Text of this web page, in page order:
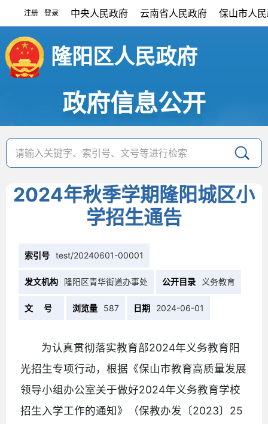
注册 登录 中央人民政府 云南省人民政府 保山市人
隆阳区人民政府
政府信息公开
2024年秋季学期隆阳城区小
学招生通告
索引号 test/20240601-00001
发文机构 隆阳区青华街道办事处 公开目录 义务教育
文 号 浏览量 587 日期 2024-06-01
为认真贯彻落实教育部2024年义务教育阳
光招生专项行动，根据《保山市教育高质量发展
领导小组办公室关于做好2024年义务教育学校
招生入学工作的通知》（保教办发〔2023〕25